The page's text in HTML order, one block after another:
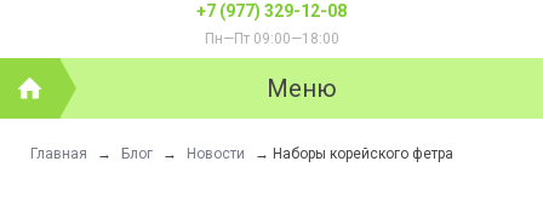
+7 (977) 329-12-08
Пн—Пт 09:00—18:00
Меню
Главная → Блог → Новости → Наборы корейского фетра